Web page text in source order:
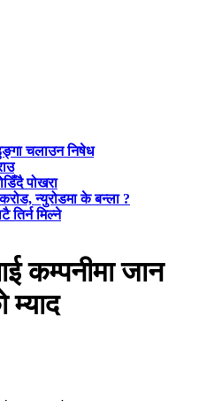
चलाउन निषेध
पोखरा
न्युरोडमा के बन्ला ?
तिर्न मिल्ने
कम्पनीमा जान